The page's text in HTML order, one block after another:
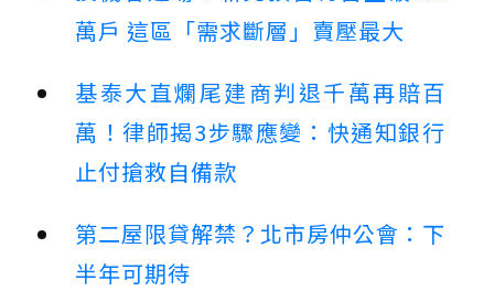
萬戶 這區「需求斷層」賣壓最大
基泰大直爛尾建商判退千萬再賠百
萬！律師揭3步驟應變：快通知銀行
止付搶救自備款
第二屋限貸解禁？北市房仲公會：下
半年可期待